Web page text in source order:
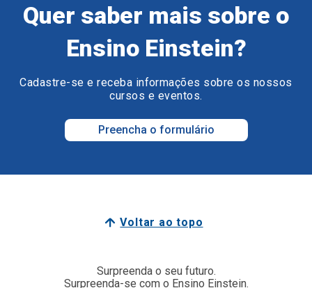
Quer saber mais sobre o
Ensino Einstein?
Cadastre-se e receba informações sobre os nossos
cursos e eventos.
Preencha o formulário
Voltar ao topo
Surpreenda o seu futuro.
Surpreenda-se com o Ensino Einstein.